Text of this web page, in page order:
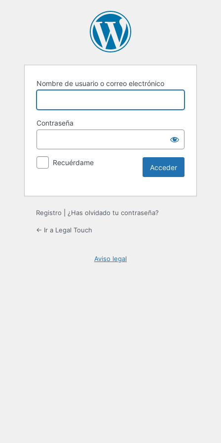
Nombre de usuario o correo electrónico
Contraseña
Recuérdame
Registro ¿Has olvidado tu contraseña?
← Ir a Legal Touch
Aviso legal